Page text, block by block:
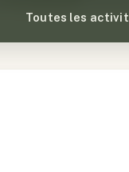
Toutes les